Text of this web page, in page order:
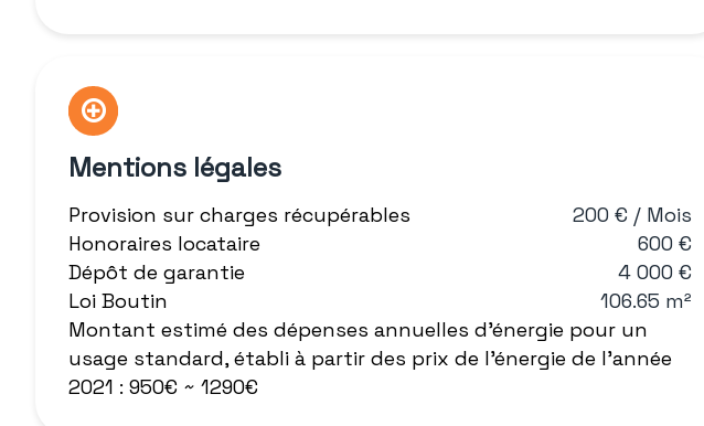
Mentions légales
Provision sur charges récupérables
200 € / Mois
Honoraires locataire
600 €
Dépôt de garantie
4 000 €
Loi Boutin
106.65 m²
Montant estimé des dépenses annuelles d'énergie pour un
usage standard, établi à partir des prix de l'énergie de l'année
2021 : 950€ ~ 1290€